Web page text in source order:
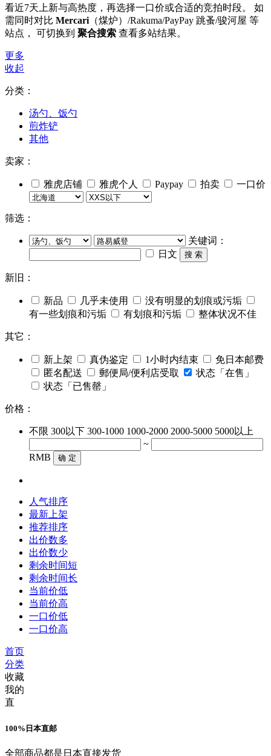
看近7天上新与高热度，再选择一口价或合适的竞拍时段。 如
需同时对比 Mercari （煤炉）/Rakuma/PayPay 跳蚤/骏河屋 等
站点， 可切换到 聚合搜索 查看多站结果。
更多
收起
分类：
汤勺、饭勺
煎炸铲
其他
卖家：
雅虎店铺 雅虎个人 Paypay 拍卖 一口价
筛选：
关键词：
日文
搜 索
新旧：
新品 几乎未使用
没有明显的划痕或污垢
有一些划痕和污垢
有划痕和污垢 整体状况不佳
其它：
新上架 真伪鉴定 1小时内结束
免日本邮费
匿名配送
郵便局/便利店受取
状态「在售」
状态「已售罄」
价格：
不限 300以下 300-1000 1000-2000 2000-5000 5000以上
~
RMB
确 定
人气排序
最新上架
推荐排序
出价数多
出价数少
剩余时间短
剩余时间长
当前价低
当前价高
一口价低
一口价高
首页
分类
收藏
我的
直
100%日本直邮
全部商品都是日本直接发货